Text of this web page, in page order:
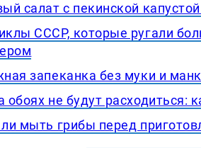
салат с пекинской
СССР, которые ругали
запеканка без муки и
не будут расходиться:
мыть грибы перед